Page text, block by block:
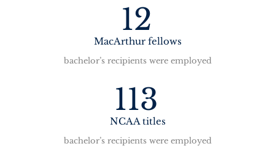
12
MacArthur fellows
bachelor’s recipients were employed
113
NCAA titles
bachelor’s recipients were employed